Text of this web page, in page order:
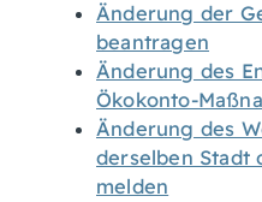
Änderung der
beantragen
Änderung des
Ökokonto-
Änderung des
derselben Stadt
melden